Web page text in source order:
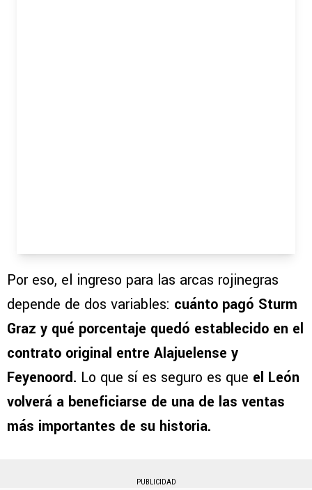
Por eso, el ingreso para las arcas rojinegras
depende de dos variables: cuánto pagó Sturm
Graz y qué porcentaje quedó establecido en el
contrato original entre Alajuelense y
Feyenoord. Lo que sí es seguro es que el León
volverá a beneficiarse de una de las ventas
más importantes de su historia.
PUBLICIDAD